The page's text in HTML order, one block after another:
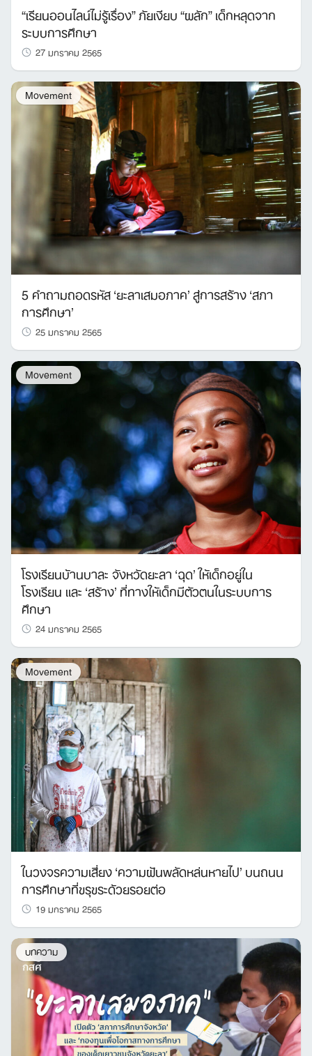
“เรียนออนไลน์ไม่รู้เรื่อง” ภัยเงียบ “ผลัก” เด็กหลุดจาก
ระบบการศึกษา
27 มกราคม 2565
Movement
5 คำถามถอดรหัส ‘ยะลาเสมอภาค’ สู่การสร้าง ‘สภา
การศึกษา’
25 มกราคม 2565
Movement
โรงเรียนบ้านบาละ จังหวัดยะลา ‘ฉุด’ ให้เด็กอยู่ใน
โรงเรียน และ ‘สร้าง’ ที่ทางให้เด็กมีตัวตนในระบบการ
ศึกษา
24 มกราคม 2565
Movement
ในวงจรความเสี่ยง ‘ความฝันพลัดหล่นหายไป’ บนถนน
การศึกษาที่ขรุขระด้วยรอยต่อ
19 มกราคม 2565
บทความ